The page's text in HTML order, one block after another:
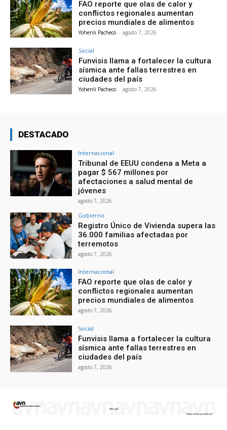
FAO reporte que olas de calor y
conflictos regionales aumentan
precios mundiales de alimentos
Yohenli Pacheco - agosto 7, 2026
Social
Funvisis llama a fortalecer la cultura
sísmica ante fallas terrestres en
ciudades del país
Yohenli Pacheco - agosto 7, 2026
DESTACADO
Internacional
Tribunal de EEUU condena a Meta a
pagar $ 567 millones por
afectaciones a salud mental de
jóvenes
agosto 7, 2026
Gobierno
Registro Único de Vivienda supera las
36.000 familias afectadas por
terremotos
agosto 7, 2026
Internacional
FAO reporte que olas de calor y
conflictos regionales aumentan
precios mundiales de alimentos
agosto 7, 2026
Social
Funvisis llama a fortalecer la cultura
sísmica ante fallas terrestres en
ciudades del país
agosto 7, 2026